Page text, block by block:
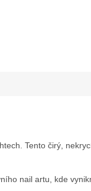
Tento čirý,
nail artu, kde